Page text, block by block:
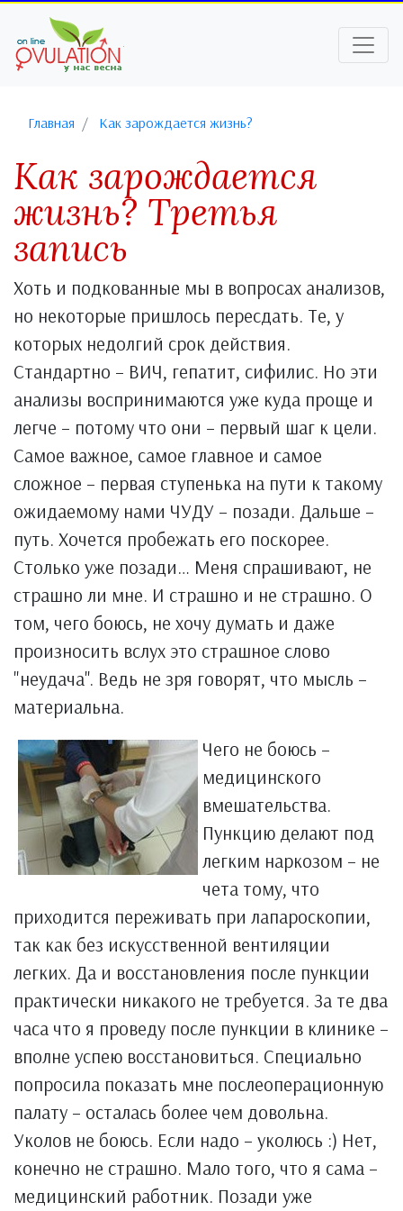
Главная Как зарождается жизнь?
Как зарождается
жизнь? Третья
запись
Хоть и подкованные мы в вопросах анализов,
но некоторые пришлось пересдать. Те, у
которых недолгий срок действия.
Стандартно – ВИЧ, гепатит, сифилис. Но эти
анализы воспринимаются уже куда проще и
легче – потому что они – первый шаг к цели.
Самое важное, самое главное и самое
сложное – первая ступенька на пути к такому
ожидаемому нами ЧУДУ – позади. Дальше –
путь. Хочется пробежать его поскорее.
Столько уже позади… Меня спрашивают, не
страшно ли мне. И страшно и не страшно. О
том, чего боюсь, не хочу думать и даже
произносить вслух это страшное слово
"неудача". Ведь не зря говорят, что мысль –
материальна.
Чего не боюсь –
медицинского
вмешательства.
Пункцию делают под
легким наркозом – не
чета тому, что
приходится переживать при лапароскопии,
так как без искусственной вентиляции
легких. Да и восстановления после пункции
практически никакого не требуется. За те два
часа что я проведу после пункции в клинике –
вполне успею восстановиться. Специально
попросила показать мне послеоперационную
палату – осталась более чем довольна.
Уколов не боюсь. Если надо – уколюсь :) Нет,
конечно не страшно. Мало того, что я сама –
медицинский работник. Позади уже